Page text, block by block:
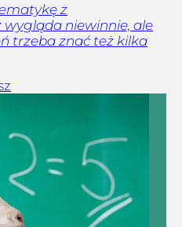
z
niewinnie, ale
trzeba znać też kilka